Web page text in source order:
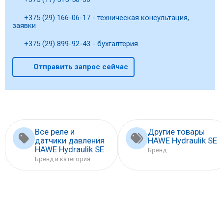
+375 (29) 166-06-17 - техническая консультация,
заявки
+375 (29) 899-92-43 - бухгалтерия
Отправить запрос сейчас
Все реле и
датчики давления
HAWE Hydraulik SE
Бренд и категория
Другие товары
HAWE Hydraulik SE
Бренд